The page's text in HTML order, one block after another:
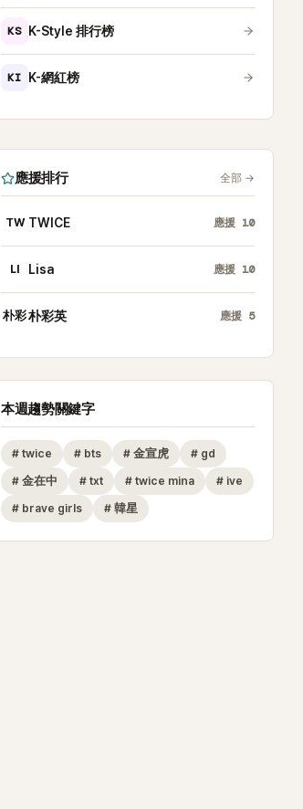
KS K-Style 排行榜
KI K-網紅榜
應援排行 全部 →
TW TWICE 應援 10
LI Lisa 應援 10
朴彩朴彩英 應援 5
本週趨勢關鍵字
# twice # bts # 金宣虎 # gd
# 金在中 # txt # twice mina # ive
# brave girls # 韓星